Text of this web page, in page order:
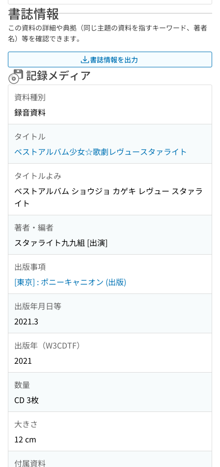
書誌情報
この資料の詳細や典拠（同じ主題の資料を指すキーワード、著者
名）等を確認できます。
書誌情報を出力
記録メディア
資料種別
録音資料
タイトル
ベストアルバム少女☆歌劇レヴュースタァライト
タイトルよみ
ベストアルバム ショウジョ カゲキ レヴュー スタァラ
イト
著者・編者
スタァライト九九組 [出演]
出版事項
[東京] : ポニーキャニオン (出版)
出版年月日等
2021.3
出版年（W3CDTF）
2021
数量
CD 3枚
大きさ
12 cm
付属資料